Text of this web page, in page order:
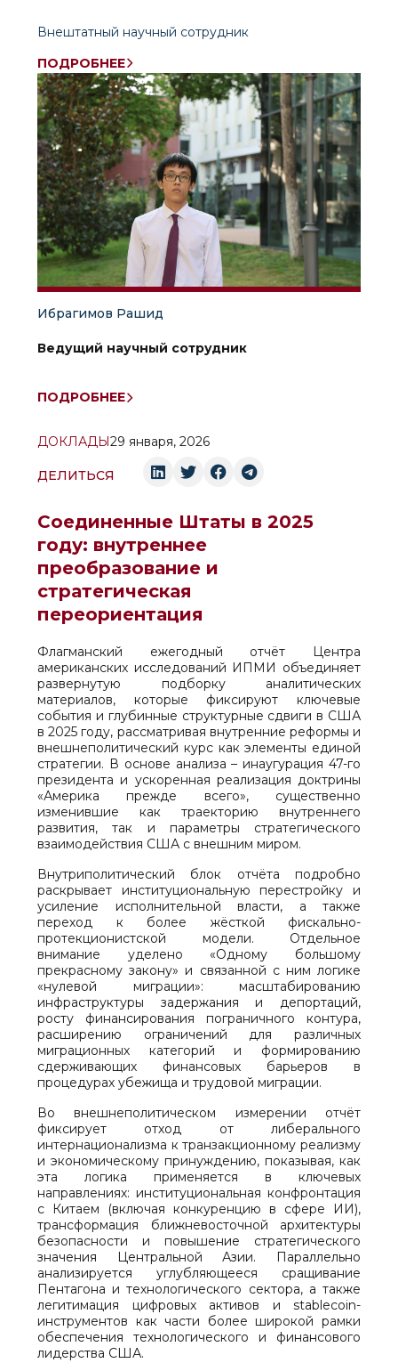
Внештатный научный сотрудник
ПОДРОБНЕЕ
Ибрагимов Рашид
Ведущий научный сотрудник
ПОДРОБНЕЕ
ДОКЛАДЫ 29 января, 2026
ДЕЛИТЬСЯ
Соединенные Штаты в 2025
году: внутреннее
преобразование и
стратегическая
переориентация
Флагманский ежегодный отчёт Центра
американских исследований ИПМИ объединяет
развернутую подборку аналитических
материалов, которые фиксируют ключевые
события и глубинные структурные сдвиги в США
в 2025 году, рассматривая внутренние реформы и
внешнеполитический курс как элементы единой
стратегии. В основе анализа – инаугурация 47-го
президента и ускоренная реализация доктрины
«Америка прежде всего», существенно
изменившие как траекторию внутреннего
развития, так и параметры стратегического
взаимодействия США с внешним миром.
Внутриполитический блок отчёта подробно
раскрывает институциональную перестройку и
усиление исполнительной власти, а также
переход к более жёсткой фискально-
протекционистской модели. Отдельное
внимание уделено «Одному большому
прекрасному закону» и связанной с ним логике
«нулевой миграции»: масштабированию
инфраструктуры задержания и депортаций,
росту финансирования пограничного контура,
расширению ограничений для различных
миграционных категорий и формированию
сдерживающих финансовых барьеров в
процедурах убежища и трудовой миграции.
Во внешнеполитическом измерении отчёт
фиксирует отход от либерального
интернационализма к транзакционному реализму
и экономическому принуждению, показывая, как
эта логика применяется в ключевых
направлениях: институциональная конфронтация
с Китаем (включая конкуренцию в сфере ИИ),
трансформация ближневосточной архитектуры
безопасности и повышение стратегического
значения Центральной Азии. Параллельно
анализируется углубляющееся сращивание
Пентагона и технологического сектора, а также
легитимация цифровых активов и stablecoin-
инструментов как части более широкой рамки
обеспечения технологического и финансового
лидерства США.